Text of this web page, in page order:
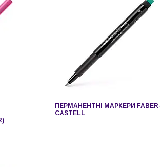
ПЕРМАНЕНТНІ МАРКЕРИ FABER-
CASTELL